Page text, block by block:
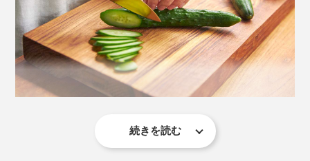
ユーティリティナイフ／チタンゴールド
続きを読む